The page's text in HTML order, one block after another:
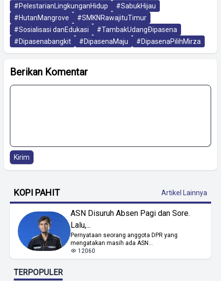
#PelestarianLingkunganHidup
#SabukHijau
#HutanMangrove
#SMKNRawajituTimur
#Sosialisasi danEdukasi
#TambakUdangÐipasena
#Dipasenabangkit
#DipasenaMaju #DipasenaPilihMirza
Berikan Komentar
Kirim
KOPI PAHIT Artikel Lainnya
ASN Disuruh Absen Pagi dan Sore.
Lalu,...
Pernyataan seorang anggota DPR yang
mengatakan masih ada ASN...
12060
TERPOPULER